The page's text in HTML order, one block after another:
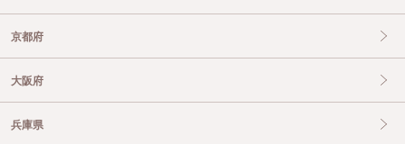
京都府
大阪府
兵庫県